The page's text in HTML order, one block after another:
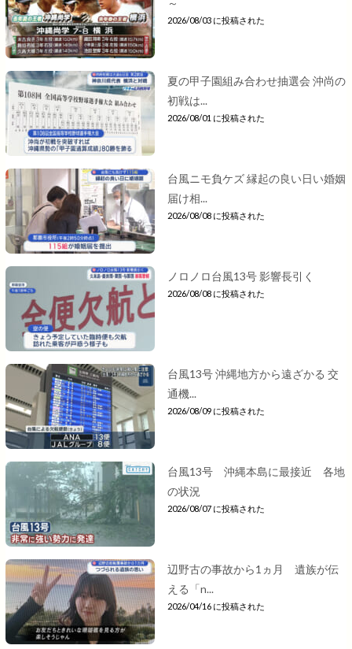
2026/08/03 に投稿された
夏の甲子園組み合わせ抽選会 沖尚の
初戦は...
2026/08/01 に投稿された
台風ニモ負ケズ 縁起の良い日い婚姻
届け相...
2026/08/08 に投稿された
ノロノロ台風13号 影響長引く
2026/08/08 に投稿された
台風13号 沖縄地方から遠ざかる 交
通機...
2026/08/09 に投稿された
台風13号 沖縄本島に最接近 各地
の状況
2026/08/07 に投稿された
辺野古の事故から1ヵ月 遺族が伝
える「n...
2026/04/16 に投稿された